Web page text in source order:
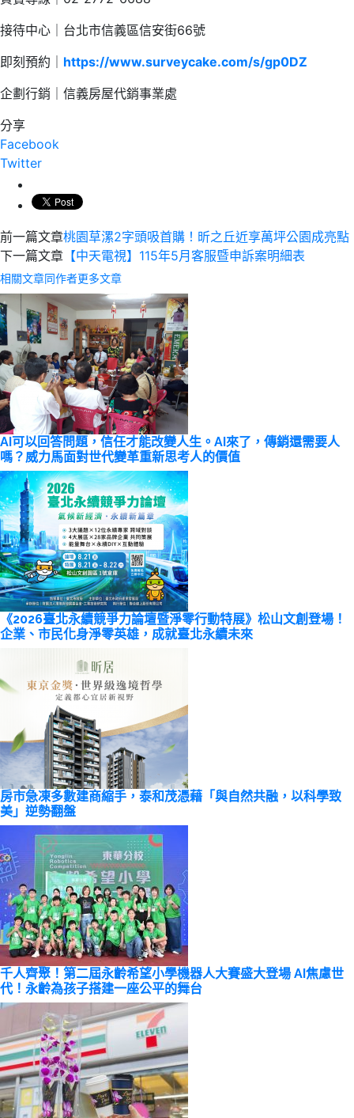
接待中心｜台北市信義區信安街66號
即刻預約｜ https://www.surveycake.com/s/gp0DZ
企劃行銷｜信義房屋代銷事業處
分享
Facebook
Twitter
前一篇文章桃園草漯2字頭吸首購！昕之丘近享萬坪公園成亮點
下一篇文章 【中天電視】115年5月客服暨申訴案明細表
相關文章同作者更多文章
AI可以回答問題，信任才能改變人生。AI來了，傳銷還需要人
嗎？威力馬面對世代變革重新思考人的價值
《2026臺北永續競爭力論壇暨淨零行動特展》松山文創登場！
企業、市民化身淨零英雄，成就臺北永續未來
房市急凍多數建商縮手，泰和茂憑藉「與自然共融，以科學致
美」逆勢翻盤
千人齊聚！第二屆永齡希望小學機器人大賽盛大登場 AI焦慮世
代！永齡為孩子搭建一座公平的舞台